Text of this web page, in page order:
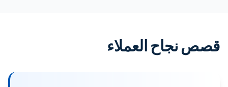
قصص نجاح العملاء